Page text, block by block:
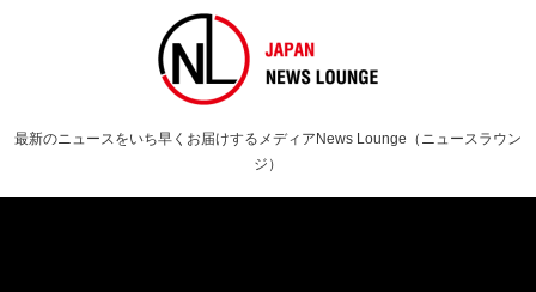
最新のニュースをいち早くお届けするメディアNews Lounge（ニュースラウン
ジ）